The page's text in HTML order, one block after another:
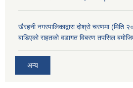
खैरहनी नगरपालिकाद्वारा दोश्रो चरणमा
बाडिएको राहतको वडागत विबरण तपसिल
अन्य